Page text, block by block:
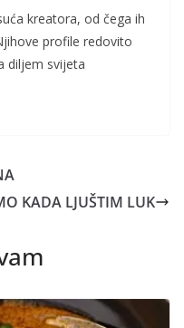
kreatora, od čega ih
profile redovito
diljem svijeta
KADA LJUŠTIM LUK